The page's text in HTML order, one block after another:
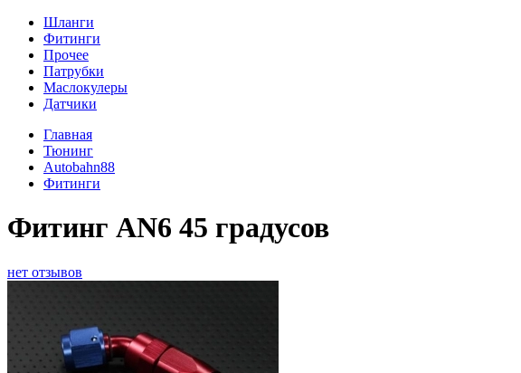
Шланги
Фитинги
Прочее
Патрубки
Маслокулеры
Датчики
Главная
Тюнинг
Autobahn88
Фитинги
Фитинг AN6 45 градусов
нет отзывов